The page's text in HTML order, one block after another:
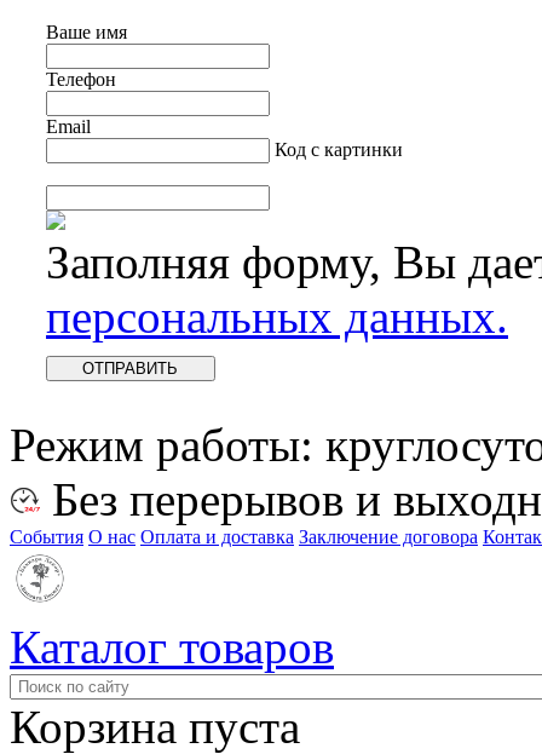
Ваше имя
Телефон
Email
Код с картинки
Заполняя форму, Вы
персональных данных.
Режим работы:
Без перерывов и
События О нас Оплата и доставка Заключение договора
Каталог товаров
Корзина пуста